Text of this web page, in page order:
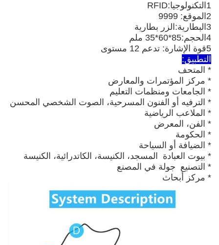
1التكنولوجيا:RFID
2الموقع: 9999
3البطارية:
الزر بطارية
4الحجم:85*60*35 ملم
5قوة الإشارة: تدعم 12 مستوى
التطبيق:
* المتحف
* مركز المؤتمرات والمعارض
* الجامعات ومنظمات التعليم
* الترفيه أو الفنون المسرحية، الصوت الشخصي المحسن
* الملاعب الرياضية
* الفن، المعرض
* الحكومة
* الضيافة أو السياحة
* بيوت العبادة ️ المسجد، الكنيسة، الكاتدرائية، الكنيسة
* التصنيع ‬ جولة في المصنع
* مركز أبحاث